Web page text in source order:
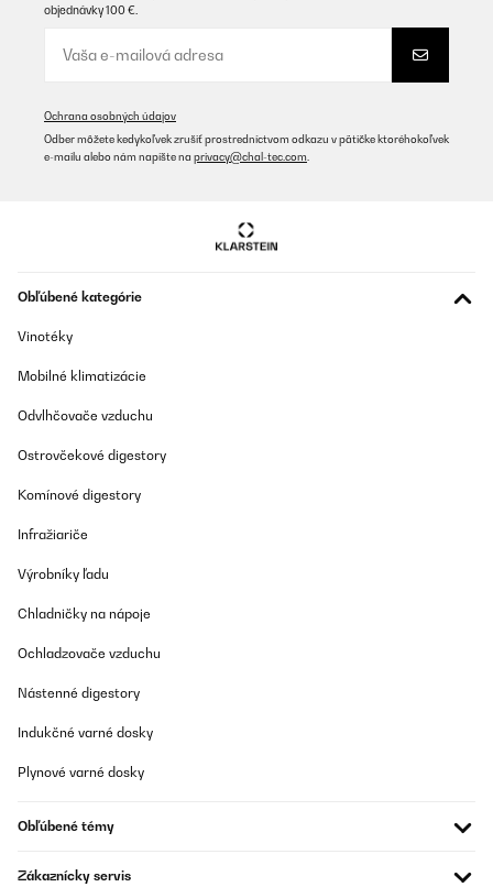
objednávky 100 €.
Ochrana osobných údajov
Odber môžete kedykoľvek zrušiť prostredníctvom odkazu v pätičke ktoréhokoľvek
e-mailu alebo nám napíšte na privacy@chal-tec.com
Obľúbené kategórie
Vinotéky
Mobilné klimatizácie
Odvlhčovače vzduchu
Ostrovčekové digestory
Komínové digestory
Infražiariče
Výrobníky ľadu
Chladničky na nápoje
Ochladzovače vzduchu
Nástenné digestory
Indukčné varné dosky
Plynové varné dosky
Obľúbené témy
Zákaznícky servis